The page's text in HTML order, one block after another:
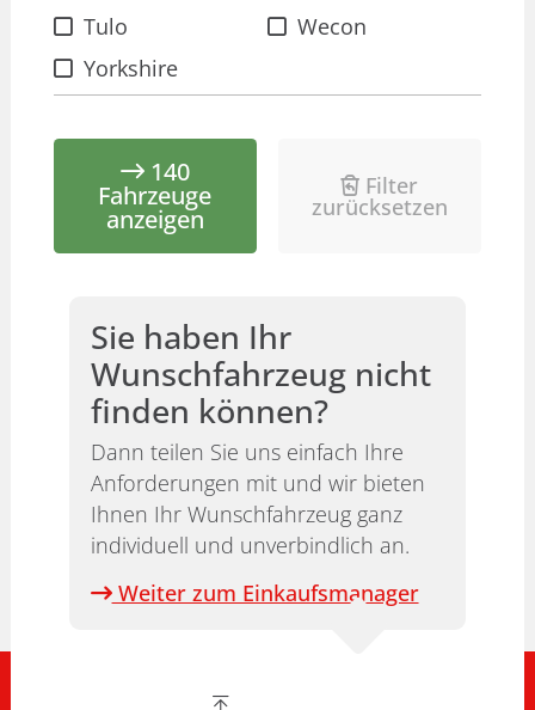
Tulo
Wecon
Yorkshire
140
Fahrzeuge
anzeigen
Filter
zurücksetzen
Sie haben Ihr
Wunschfahrzeug nicht
finden können?
Dann teilen Sie uns einfach Ihre
Anforderungen mit und wir bieten
Ihnen Ihr Wunschfahrzeug ganz
individuell und unverbindlich an.
Weiter zum Einkaufsmanager